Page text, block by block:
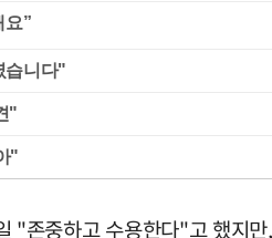
습니다"
"
"
"존중하고 수용한다"고 했지